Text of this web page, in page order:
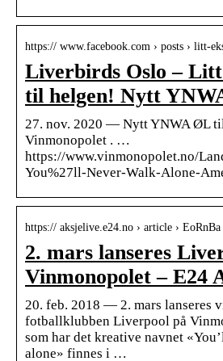
https:// www.facebook.com › posts › litt-
Liverbirds Oslo –
til helgen! Nytt
27. nov. 2020 — Nytt YNWA ØL
Vinmonopolet . …
https://www.vinmonopolet.no/
You%27ll-Never-Walk-Alone-
https:// aksjelive.e24.no › article › EoRnBa
2. mars lanseres
Vinmonopolet – E24
20. feb. 2018 — 2. mars lanseres
fotballklubben Liverpool på
som har det kreative navnet
alone» finnes i …